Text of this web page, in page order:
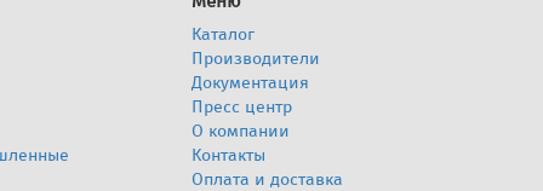
Каталог
Производители
Документация
Пресс центр
О компании
Контакты
Оплата и доставка